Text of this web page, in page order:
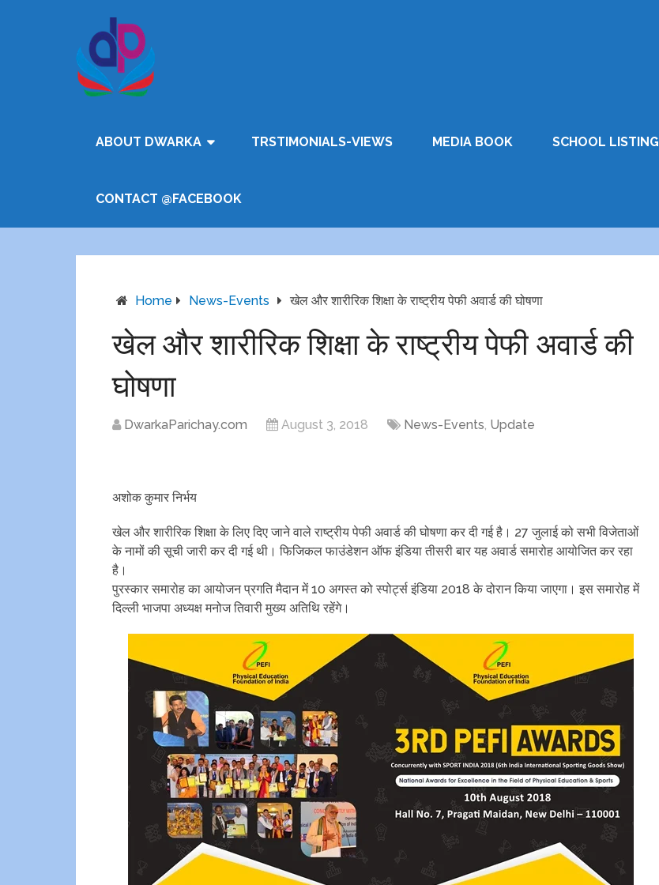
ABOUT DWARKA TRSTIMONIALS-VIEWS MEDIA BOOK SCHOOL LISTING
CONTACT @FACEBOOK
Home News-Events खेल और शारीरिक शिक्षा के राष्ट्रीय पेफी अवार्ड की घोषणा
खेल और शारीरिक शिक्षा के राष्ट्रीय पेफी अवार्ड की
घोषणा
DwarkaParichay.com August 3, 2018 News-Events, Update
अशोक कुमार निर्भय
खेल और शारीरिक शिक्षा के लिए दिए जाने वाले राष्ट्रीय पेफी अवार्ड की घोषणा कर दी गई है। 27 जुलाई को सभी विजेताओं
के नामों की सूची जारी कर दी गई थी। फिजिकल फाउंडेशन ऑफ इंडिया तीसरी बार यह अवार्ड समारोह आयोजित कर रहा
है।
पुरस्कार समारोह का आयोजन प्रगति मैदान में 10 अगस्त को स्पोर्ट्स इंडिया 2018 के दोरान किया जाएगा। इस समारोह में
दिल्ली भाजपा अध्यक्ष मनोज तिवारी मुख्य अतिथि रहेंगे।